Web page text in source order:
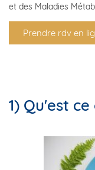
et des Maladies
Prendre rdv en
1) Qu'est